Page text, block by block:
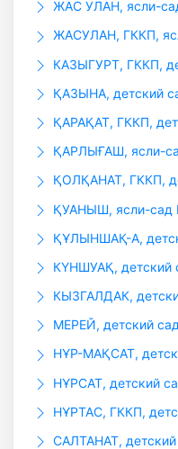
ЖАС УЛАН, ясли-
ЖАСУЛАН, ГККП,
КАЗЫГУРТ, ГККП,
ҚАЗЫНА, детский
ҚАРАҚАТ, ГККП,
ҚАРЛЫҒАШ, ясли-
ҚОЛҚАНАТ, ГККП,
ҚУАНЫШ, ясли-
ҚҰЛЫНШАҚ-А,
КҮНШУАҚ, детский
КЫЗГАЛДАК,
МЕРЕЙ, детский
НҰР-МАҚСАТ,
НҰРСАТ, детский
НҰРТАС, ГККП,
САЛТАНАТ,